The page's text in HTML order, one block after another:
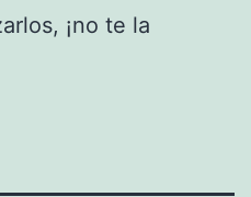
¡no te la